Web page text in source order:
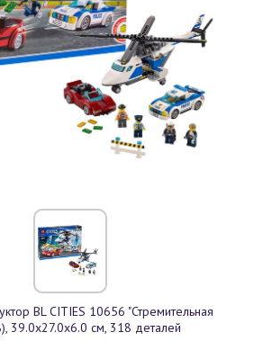
BL CITIES 10656 "Стремительная
39.0х27.0х6.0 см, 318 деталей